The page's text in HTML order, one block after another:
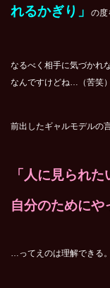
れるかぎり」
の度
なるべく相手に気づかれ
なんですけどね…（苦笑
前出したギャルモデルの
「人に見られ
自分のためにや
…ってえのは理解できる